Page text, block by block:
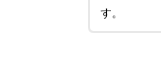
す。